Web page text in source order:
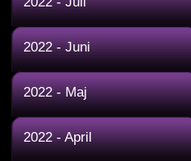
2022 - Juni
2022 - Maj
2022 - April